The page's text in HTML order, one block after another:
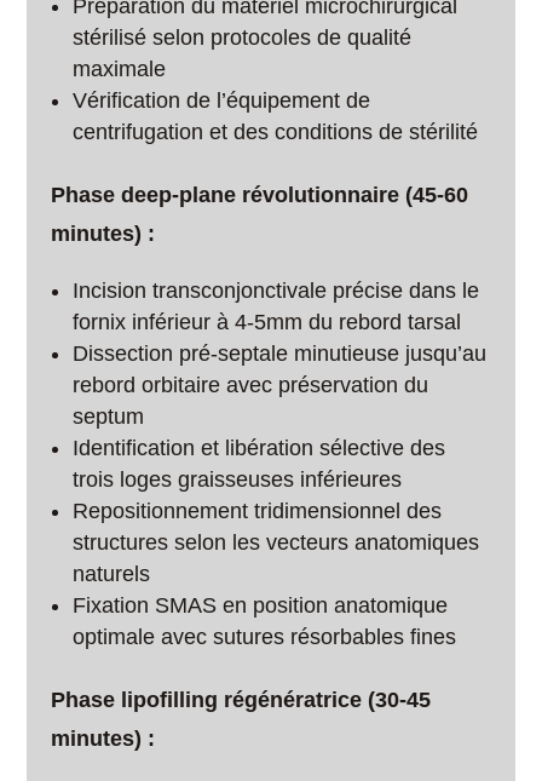
Préparation du matériel microchirurgical
stérilisé selon protocoles de qualité
maximale
Vérification de l’équipement de
centrifugation et des conditions de stérilité
Phase deep-plane révolutionnaire (45-60
minutes) :
Incision transconjonctivale précise dans le
fornix inférieur à 4-5mm du rebord tarsal
Dissection pré-septale minutieuse jusqu’au
rebord orbitaire avec préservation du
septum
Identification et libération sélective des
trois loges graisseuses inférieures
Repositionnement tridimensionnel des
structures selon les vecteurs anatomiques
naturels
Fixation SMAS en position anatomique
optimale avec sutures résorbables fines
Phase lipofilling régénératrice (30-45
minutes) :